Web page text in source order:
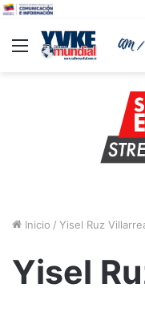
Menu
Inicio / Yisel Ruz
Yisel